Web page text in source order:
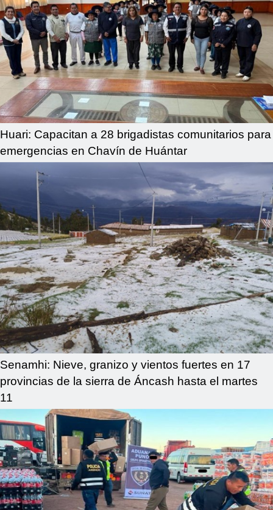
Huari: Capacitan a 28 brigadistas comunitarios para
emergencias en Chavín de Huántar
Senamhi: Nieve, granizo y vientos fuertes en 17
provincias de la sierra de Áncash hasta el martes
11